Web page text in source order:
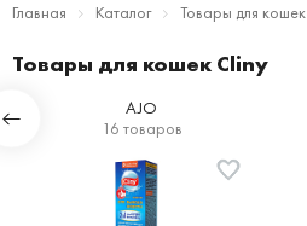
Главная Каталог Товары для кошек
Товары для кошек Cliny
AJO
16 товаров